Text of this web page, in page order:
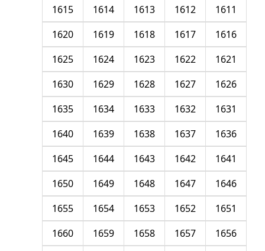
1611
1612
1613
1614
1615
1616
1617
1618
1619
1620
1621
1622
1623
1624
1625
1626
1627
1628
1629
1630
1631
1632
1633
1634
1635
1636
1637
1638
1639
1640
1641
1642
1643
1644
1645
1646
1647
1648
1649
1650
1651
1652
1653
1654
1655
1656
1657
1658
1659
1660